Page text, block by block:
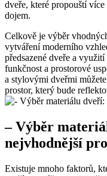
dveře, které ‌propouští‌
dojem.
Celkově je výběr
vytváření‌ moderního
předsazené dveře a
funkčnost a prostorové
a stylovými dveřmi
prostor, který⁣ bude
– Výběr
nejvhodnější
Existuje mnoho⁢ faktorů,